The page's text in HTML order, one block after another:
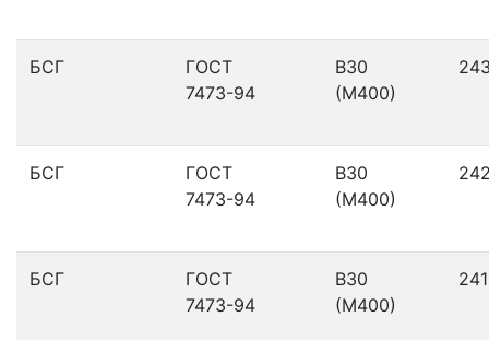
БСГ
ГОСТ
7473-94
В30
(М400)
БСГ
ГОСТ
7473-94
В30
(М400)
БСГ
ГОСТ
7473-94
В30
(М400)